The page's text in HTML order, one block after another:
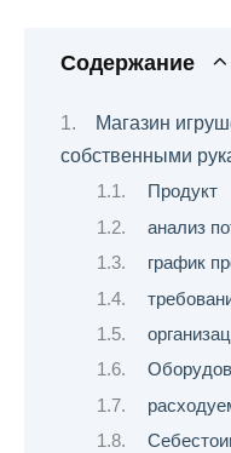
Содержание
Магазин
собственными
Продукт
анализ
график